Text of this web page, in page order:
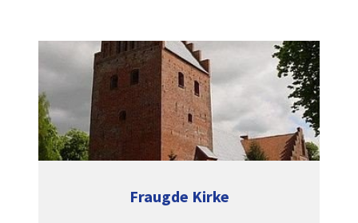
Fraugde Kirke